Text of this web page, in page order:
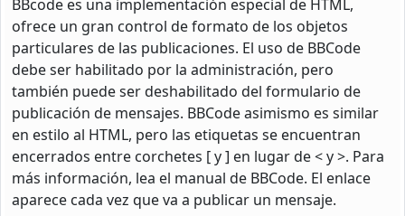
BBcode es una implementación especial de HTML,
ofrece un gran control de formato de los objetos
particulares de las publicaciones. El uso de BBCode
debe ser habilitado por la administración, pero
también puede ser deshabilitado del formulario de
publicación de mensajes. BBCode asimismo es similar
en estilo al HTML, pero las etiquetas se encuentran
encerrados entre corchetes [ y ] en lugar de < y >. Para
más información, lea el manual de BBCode. El enlace
aparece cada vez que va a publicar un mensaje.